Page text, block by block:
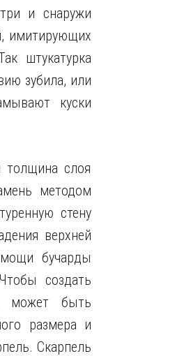
и снаружи
имитирующих
штукатурка
зубила, или
куски
толщина слоя
методом
стену
верхней
бучарды
создать
может быть
размера и
Скарпель